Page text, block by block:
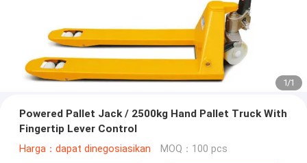
1/1
Powered Pallet Jack / 2500kg Hand Pallet Truck With
Fingertip Lever Control
Harga：dapat dinegosiasikan MOQ：100 pcs